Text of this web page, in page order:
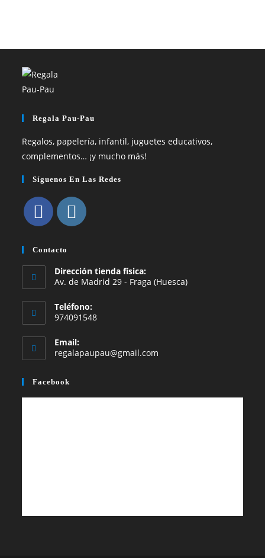
Regala Pau-Pau
Regalos, papelería, infantil, juguetes educativos,
complementos… ¡y mucho más!
Síguenos En Las Redes
abre
una
nueva
pestaña
abre
una
pestaña
Contacto
Dirección tienda física:
Av. de Madrid 29 - Fraga (Huesca)
Teléfono:
974091548
Email:
regalapaupau@gmail.com
Facebook